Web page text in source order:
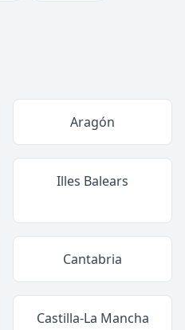
Aragón
Illes Balears
Cantabria
Castilla-La Mancha